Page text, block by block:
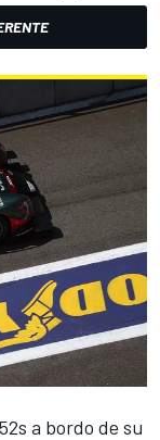
a bordo de su